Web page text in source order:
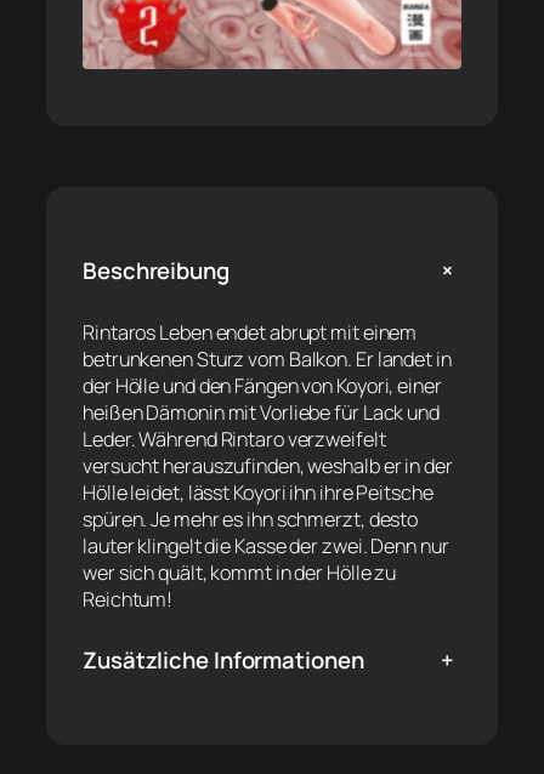
Beschreibung +
Rintaros Leben endet abrupt mit einem
betrunkenen Sturz vom Balkon. Er landet in
der Hölle und den Fängen von Koyori, einer
heißen Dämonin mit Vorliebe für Lack und
Leder. Während Rintaro verzweifelt
versucht herauszufinden, weshalb er in der
Hölle leidet, lässt Koyori ihn ihre Peitsche
spüren. Je mehr es ihn schmerzt, desto
lauter klingelt die Kasse der zwei. Denn nur
wer sich quält, kommt in der Hölle zu
Reichtum!
Zusätzliche Informationen +